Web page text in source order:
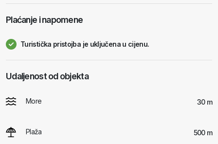
Plaćanje i napomene
Turistička pristojba je uključena u cijenu.
Udaljenost od objekta
More 30 m
Plaža 500 m